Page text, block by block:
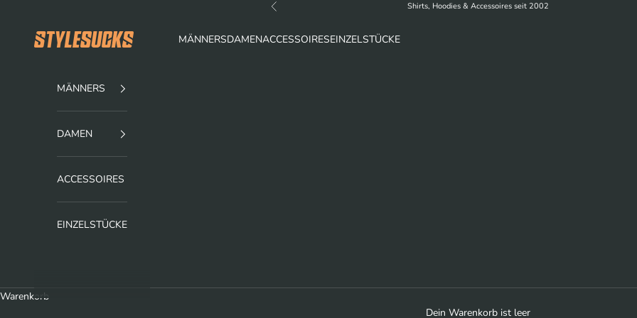
Zurück Shirts, Hoodies & Accessoires seit 2002
stylesucks MÄNNERSDAMENACCESSOIRESEINZELSTÜCKE
MÄNNERS
DAMEN
ACCESSOIRES
EINZELSTÜCKE
Warenkorb
Dein Warenkorb ist leer